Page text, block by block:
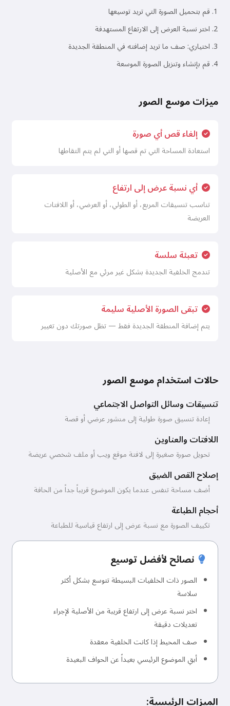
قم بتحميل الصورة التي تريد توسيعها
اختر نسبة العرض إلى الارتفاع المستهدفة
اختياري: صف ما تريد إضافته في المنطقة الجديدة
قم بإنشاء وتنزيل الصورة الموسعة
ميزات موسع الصور
إلغاء قص أي صورة
استعادة المساحة التي تم قصها أو التي لم يتم التقاطها
أي نسبة عرض إلى ارتفاع
تناسب تنسيقات المربع، أو الطولي، أو العرضي، أو اللافتات
العريضة
تعبئة سلسة
تندمج الخلفية الجديدة بشكل غير مرئي مع الأصلية
تبقى الصورة الأصلية سليمة
يتم إضافة المنطقة الجديدة فقط — تظل صورتك دون تغيير
حالات استخدام موسع الصور
تنسيقات وسائل التواصل الاجتماعي
إعادة تنسيق صورة طولية إلى منشور عرضي أو قصة
اللافتات والعناوين
تحويل صورة صغيرة إلى لافتة موقع ويب أو ملف شخصي عريضة
إصلاح القص الضيق
أضف مساحة تنفس عندما يكون الموضوع قريباً جداً من الحافة
أحجام الطباعة
تكييف الصورة مع نسبة عرض إلى ارتفاع قياسية للطباعة
نصائح لأفضل توسيع
الصور ذات الخلفيات البسيطة تتوسع بشكل أكثر
سلاسة
اختر نسبة عرض إلى ارتفاع قريبة من الأصلية لإجراء
تعديلات دقيقة
صف المحيط إذا كانت الخلفية معقدة
أبقِ الموضوع الرئيسي بعيداً عن الحواف البعيدة
الميزات الرئيسية: